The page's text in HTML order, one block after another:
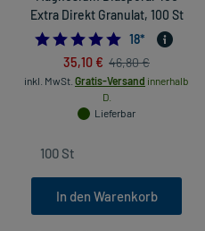
Extra Direkt Granulat, 100 St
18*
35,10 € 46,80 €
inkl. MwSt. Gratis-Versand innerhalb
D.
Lieferbar
In den Warenkorb